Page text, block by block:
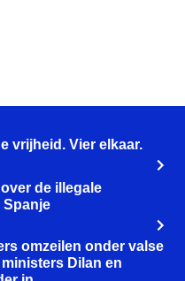
vrijheid. Vier elkaar.
de illegale
omzeilen onder valse
Dilan en